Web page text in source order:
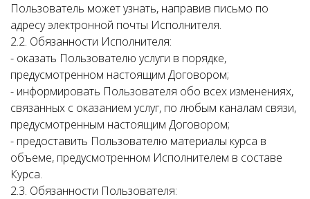
Пользователь может узнать, направив письмо по
адресу электронной почты Исполнителя.
2.2. Обязанности Исполнителя:
- оказать Пользователю услуги в порядке,
предусмотренном настоящим Договором;
- информировать Пользователя обо всех изменениях,
связанных с оказанием услуг, по любым каналам связи,
предусмотренным настоящим Договором;
- предоставить Пользователю материалы курса в
объеме, предусмотренном Исполнителем в составе
Курса.
2.3. Обязанности Пользователя: